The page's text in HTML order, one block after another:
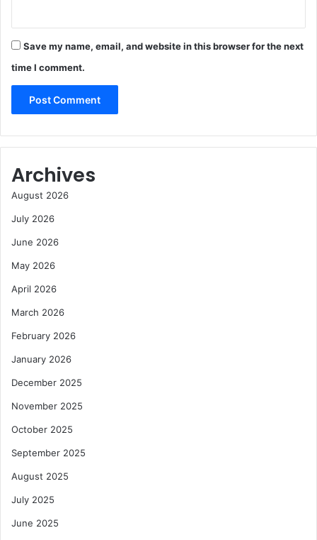
Save my name, email, and website in this browser for the next
time I comment.
Archives
August 2026
July 2026
June 2026
May 2026
April 2026
March 2026
February 2026
January 2026
December 2025
November 2025
October 2025
September 2025
August 2025
July 2025
June 2025